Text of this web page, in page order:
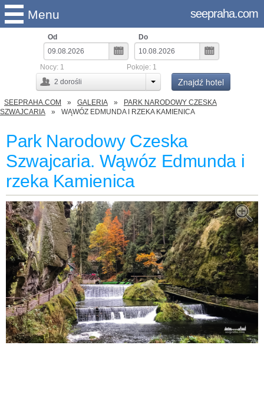
Menu seepraha.com
Od Do
2 dorośli
Nocy: 1 Pokoje: 1
Znajdź hotel
SEEPRAHA.COM GALERIA
PARK NARODOWY CZESKA
SZWAJCARIA
WĄWÓZ EDMUNDA I RZEKA KAMIENICA
Park Narodowy Czeska
Szwajcaria. Wąwóz Edmunda i
rzeka Kamienica